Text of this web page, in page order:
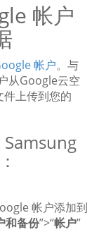
帐户
帐户。与
从Google云空
上传到您的
帐户添加到
和备份”>“帐户”